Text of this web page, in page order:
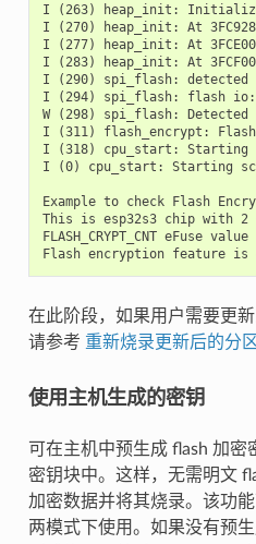
I (263) heap_init:
I (270) heap_init: At
I (277) heap_init: At
I (283) heap_init: At
I (290) spi_flash: detected
I (294) spi_flash: flash
W (298) spi_flash:
I (311) flash_encrypt: Flash
I (318) cpu_start: Starting
I (0) cpu_start: Starting
Example to check Flash
This is esp32s3 chip with
FLASH_CRYPT_CNT eFuse
在此阶段，如果用户需要更
请参考 重新烧录更新后的分区
使用主机生成的密钥
可在主机中预生成 flash 加密
密钥块中。这样，无需明文
加密数据并将其烧录。该功
两模式下使用。如果没有预